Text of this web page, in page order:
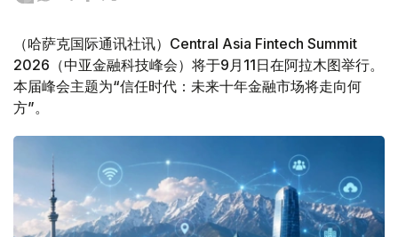
（哈萨克国际通讯社讯）Central Asia Fintech Summit
2026（中亚金融科技峰会）将于9月11日在阿拉木图举行。
本届峰会主题为“信任时代：未来十年金融市场将走向何
方”。